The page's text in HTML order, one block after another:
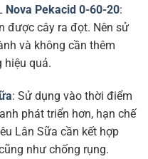
Nova Pekacid 0-60-20:
được cây ra đọt. Nên sử
và không cần thêm
hiệu quả.
: Sử dụng vào thời điểm
phát triển hơn, hạn chế
Lân Sữa cần kết hợp
như chống rụng.